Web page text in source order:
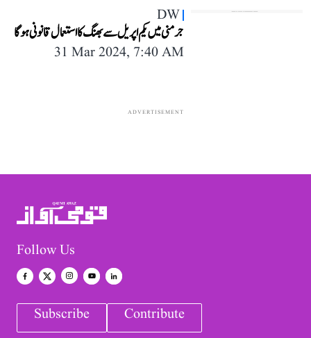
DW
جرمنی میں یکم اپریل سے بھنگ کا استعمال قانونی ہو گا
31 Mar 2024, 7:40 AM
ADVERTISEMENT
Follow Us
Subscribe Contribute